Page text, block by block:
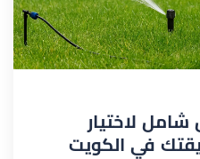
شامل لاختيار
في الكويت